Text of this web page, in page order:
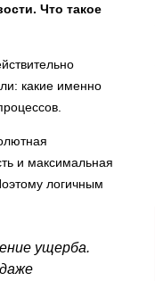
Что такое
какие именно
и максимальная
логичным
ущерба.